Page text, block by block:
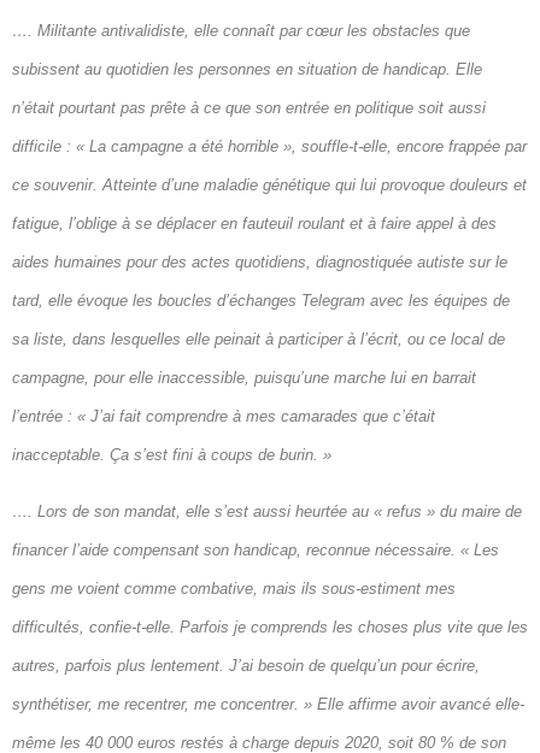
…. Militante antivalidiste, elle connaît par cœur les obstacles que
subissent au quotidien les personnes en situation de handicap. Elle
n’était pourtant pas prête à ce que son entrée en politique soit aussi
difficile : « La campagne a été horrible », souffle-t-elle, encore frappée par
ce souvenir. Atteinte d’une maladie génétique qui lui provoque douleurs et
fatigue, l’oblige à se déplacer en fauteuil roulant et à faire appel à des
aides humaines pour des actes quotidiens, diagnostiquée autiste sur le
tard, elle évoque les boucles d’échanges Telegram avec les équipes de
sa liste, dans lesquelles elle peinait à participer à l’écrit, ou ce local de
campagne, pour elle inaccessible, puisqu’une marche lui en barrait
l’entrée : « J’ai fait comprendre à mes camarades que c’était
inacceptable. Ça s’est fini à coups de burin. »
…. Lors de son mandat, elle s’est aussi heurtée au « refus » du maire de
financer l’aide compensant son handicap, reconnue nécessaire. « Les
gens me voient comme combative, mais ils sous-estiment mes
difficultés, confie-t-elle. Parfois je comprends les choses plus vite que les
autres, parfois plus lentement. J’ai besoin de quelqu’un pour écrire,
synthétiser, me recentrer, me concentrer. » Elle affirme avoir avancé elle-
même les 40 000 euros restés à charge depuis 2020, soit 80 % de son